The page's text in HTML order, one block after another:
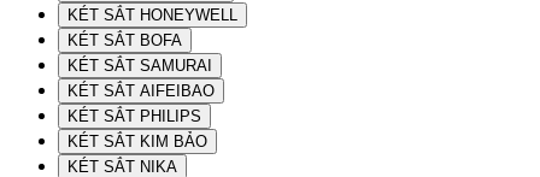
KÉT SẮT HONEYWELL
KÉT SẮT BOFA
KÉT SẮT SAMURAI
KÉT SẮT AIFEIBAO
KÉT SẮT PHILIPS
KÉT SẮT KIM BẢO
KÉT SẮT NIKA